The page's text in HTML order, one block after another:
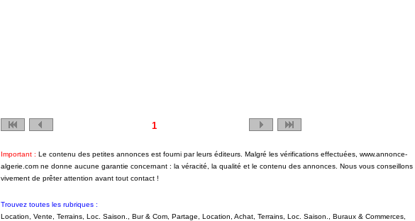
1
Important : Le contenu des petites annonces est fourni par leurs éditeurs. Malgré les vérifications effectuées, www.annonce-
algerie.com ne donne aucune garantie concernant : la véracité, la qualité et le contenu des annonces. Nous vous conseillons
vivement de prêter attention avant tout contact !
Trouvez toutes les rubriques :
Location, Vente, Terrains, Loc. Saison., Bur & Com, Partage, Location, Achat, Terrains, Loc. Saison., Buraux & Commerces,